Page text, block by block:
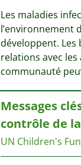
Les maladies
l’environnement
développent. Les
relations avec
communauté
Messages
contrôle de
UN Children's